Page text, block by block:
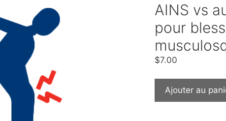
AINS vs
pour
$7.00
Ajouter au